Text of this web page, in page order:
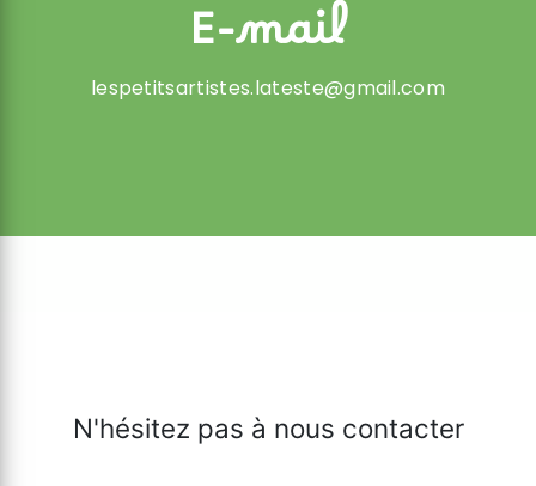
E-mail
lespetitsartistes.lateste@gmail.com
N'hésitez pas à nous contacter